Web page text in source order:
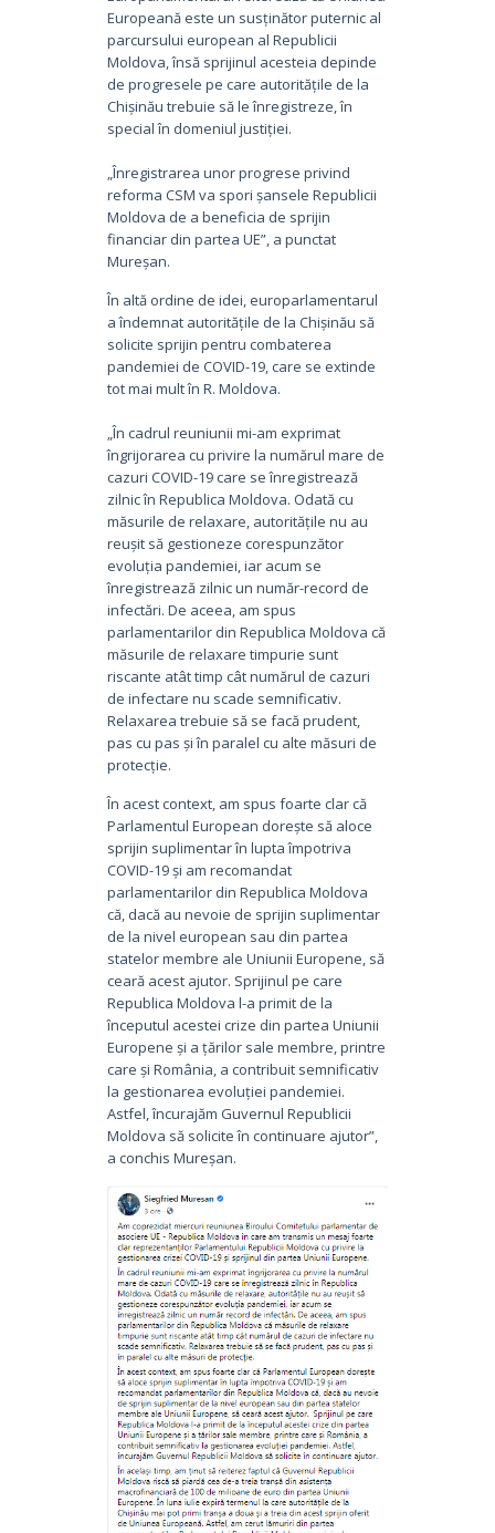
Europeană este un susținător puternic al
parcursului european al Republicii
Moldova, însă sprijinul acesteia depinde
de progresele pe care autoritățile de la
Chișinău trebuie să le înregistreze, în
special în domeniul justiției.
„Înregistrarea unor progrese privind
reforma CSM va spori șansele Republicii
Moldova de a beneficia de sprijin
financiar din partea UE”, a punctat
Mureșan.
În altă ordine de idei, europarlamentarul
a îndemnat autoritățile de la Chișinău să
solicite sprijin pentru combaterea
pandemiei de COVID-19, care se extinde
tot mai mult în R. Moldova.
„În cadrul reuniunii mi-am exprimat
îngrijorarea cu privire la numărul mare de
cazuri COVID-19 care se înregistrează
zilnic în Republica Moldova. Odată cu
măsurile de relaxare, autoritățile nu au
reușit să gestioneze corespunzător
evoluția pandemiei, iar acum se
înregistrează zilnic un număr-record de
infectări. De aceea, am spus
parlamentarilor din Republica Moldova că
măsurile de relaxare timpurie sunt
riscante atât timp cât numărul de cazuri
de infectare nu scade semnificativ.
Relaxarea trebuie să se facă prudent,
pas cu pas și în paralel cu alte măsuri de
protecție.
În acest context, am spus foarte clar că
Parlamentul European dorește să aloce
sprijin suplimentar în lupta împotriva
COVID-19 și am recomandat
parlamentarilor din Republica Moldova
că, dacă au nevoie de sprijin suplimentar
de la nivel european sau din partea
statelor membre ale Uniunii Europene, să
ceară acest ajutor. Sprijinul pe care
Republica Moldova l-a primit de la
începutul acestei crize din partea Uniunii
Europene și a țărilor sale membre, printre
care și România, a contribuit semnificativ
la gestionarea evoluției pandemiei.
Astfel, încurajăm Guvernul Republicii
Moldova să solicite în continuare ajutor”,
a conchis Mureșan.